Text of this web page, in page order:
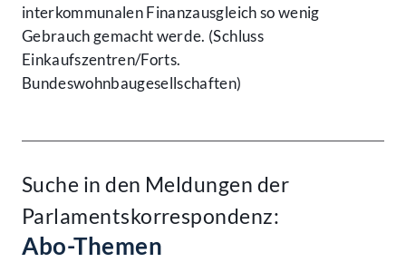
interkommunalen Finanzausgleich so wenig
Gebrauch gemacht werde. (Schluss
Einkaufszentren/Forts.
Bundeswohnbaugesellschaften)
Suche in den Meldungen der
Parlamentskorrespondenz:
Abo-Themen